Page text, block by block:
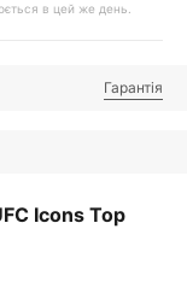
в цей же день.
Гарантія
Icons Top